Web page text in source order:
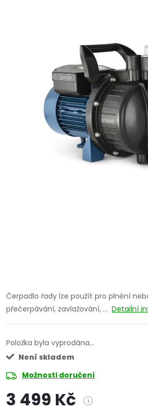
Čerpadlo řady lze použít pro plnění
přečerpávání, zavlažování, ... Detailní
Položka byla vyprodána…
Není skladem
Možnosti doručení
3 499 Kč i